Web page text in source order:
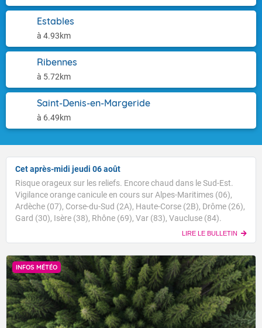
Estables
à 4.93km
Ribennes
à 5.72km
Saint-Denis-en-Margeride
à 6.49km
Cet après-midi jeudi 06 août
Risque orageux sur les reliefs. Encore chaud dans le Sud-Est.
Vigilance orange canicule en cours sur Alpes-Maritimes (06),
Ardèche (07), Corse-du-Sud (2A), Haute-Corse (2B), Drôme (26),
Gard (30), Isère (38), Rhône (69), Var (83), Vaucluse (84).
LIRE LE BULLETIN
INFOS MÉTÉO